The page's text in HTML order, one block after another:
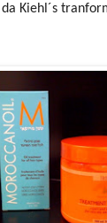
da Kiehl´s